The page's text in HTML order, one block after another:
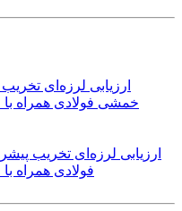
ارزیابی لرزه‌ای تخریب
فولادی همراه